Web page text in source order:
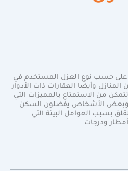
حسب نوع العزل المستخدم في
وأيضًا العقارات ذات الأدوار
من الاستمتاع بالمميزات التي
وبعض الأشخاص يفضلون السكن
بسبب العوامل البيئة التي
ودرجات